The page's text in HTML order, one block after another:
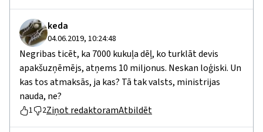
keda
04.06.2019, 10:24:48
Negribas ticēt, ka 7000 kukuļa dēļ, ko turklāt devis
apakšuzņēmējs, atņems 10 miljonus. Neskan loģiski. Un
kas tos atmaksās, ja kas? Tā tak valsts, ministrijas
nauda, ne?
1 2Ziņot redaktoramAtbildēt